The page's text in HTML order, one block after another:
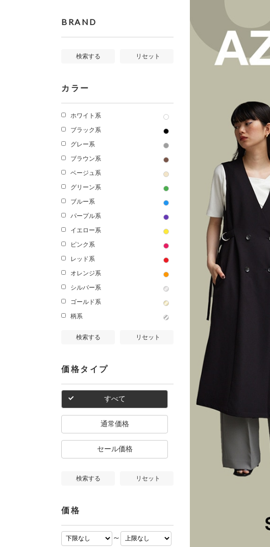
BRAND
検索する リセット
カラー
ホワイト系
ブラック系
グレー系
ブラウン系
ベージュ系
グリーン系
ブルー系
パープル系
イエロー系
ピンク系
レッド系
オレンジ系
シルバー系
ゴールド系
柄系
検索する リセット
価格タイプ
すべて
通常価格
セール価格
検索する リセット
価格
～